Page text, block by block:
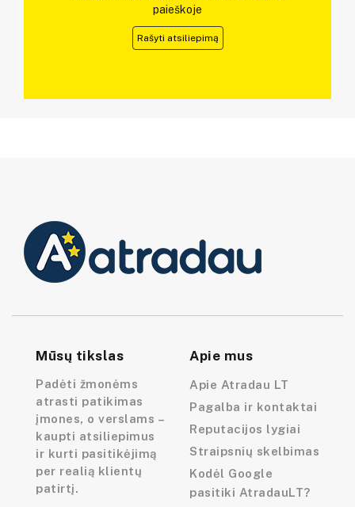
paieškoje
Rašyti atsiliepimą
Mūsų tikslas
Padėti žmonėms
atrasti patikimas
įmones, o verslams –
kaupti atsiliepimus
ir kurti pasitikėjimą
per realią klientų
patirtį.
Apie mus
Apie Atradau LT
Pagalba ir kontaktai
Reputacijos lygiai
Straipsnių skelbimas
Kodėl Google
pasitiki AtradauLT?